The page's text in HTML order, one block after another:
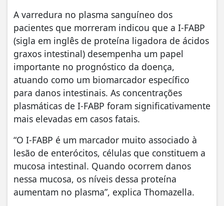
A varredura no plasma sanguíneo dos
pacientes que morreram indicou que a I-FABP
(sigla em inglês de proteína ligadora de ácidos
graxos intestinal) desempenha um papel
importante no prognóstico da doença,
atuando como um biomarcador específico
para danos intestinais. As concentrações
plasmáticas de I-FABP foram significativamente
mais elevadas em casos fatais.
“O I-FABP é um marcador muito associado à
lesão de enterócitos, células que constituem a
mucosa intestinal. Quando ocorrem danos
nessa mucosa, os níveis dessa proteína
aumentam no plasma”, explica Thomazella.